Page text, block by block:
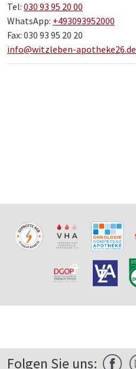
Tel: 030 93 95 20 00
WhatsApp: +493093952000
Fax: 030 93 95 20 20
info@witzleben-apotheke26.de
Folgen Sie uns: